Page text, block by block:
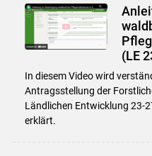
(LE
In diesem Video wird
Antragsstellung der
Ländlichen Entwicklung 23-
erklärt.